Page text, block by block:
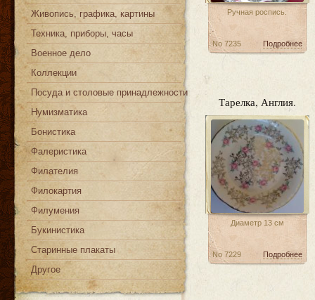
Живопись, графика, картины
Техника, приборы, часы
Военное дело
Коллекции
Посуда и столовые принадлежности
Нумизматика
Бонистика
Фалеристика
Филателия
Филокартия
Филумения
Букинистика
Старинные плакаты
Другое
Ручная роспись.
Подробнее
No 7235
Тарелка, Англия.
Диаметр 13 см
Подробнее
No 7229